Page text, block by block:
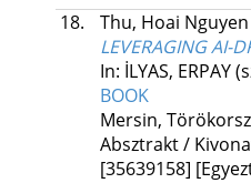
18.
Thu, Hoai Nguyen
LEVERAGING AI-
In: İLYAS, ERPAY
BOOK
Mersin,
Absztrakt /
[35639158]